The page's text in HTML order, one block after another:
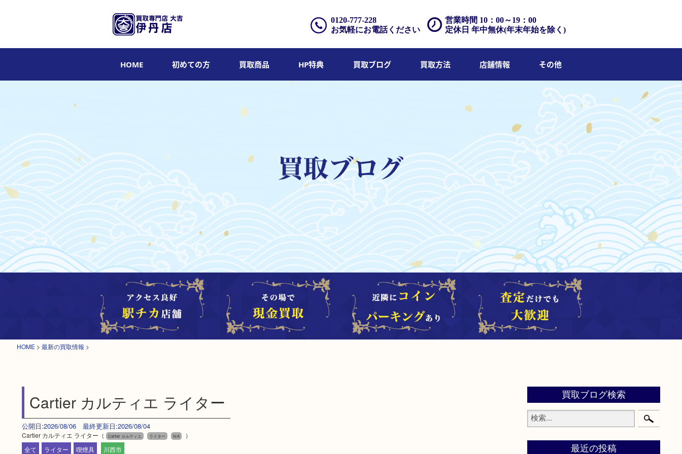
営業時間 10：00～19：00
定休日 年中無休(年末年始を除く)
0120-777-228
お気軽にお電話ください
HOME 初めての方 買取商品 HP特典 買取ブログ 買取方法 店舗情報 その他
HOME > 最新の買取情報 >
Cartier カルティエ ライター
公開日:2026/08/06 最終更新日:2026/08/04
Cartier カルティエ ライター（ Cartier カルティエ ライター N/A
）
全て
ライター 喫煙具 川西市
買取ブログ検索
最近の投稿